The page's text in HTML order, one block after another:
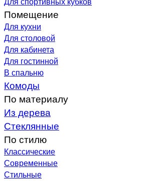
Помещение
Для кухни
Для столовой
Для кабинета
Для гостинной
В спальню
Комоды
По материалу
Из дерева
Стеклянные
По стилю
Классические
Современные
Стильные